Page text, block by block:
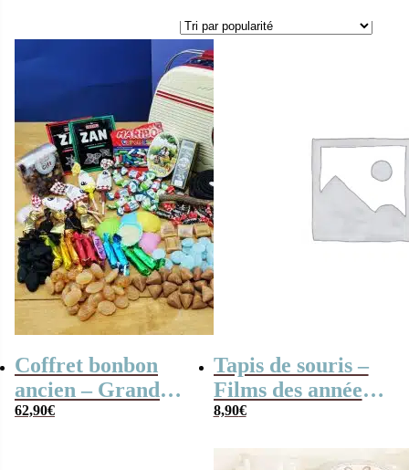
Coffret bonbon
ancien – Grande
mallette en métal
62,90€
Tapis de souris –
Films des années
80
8,90€